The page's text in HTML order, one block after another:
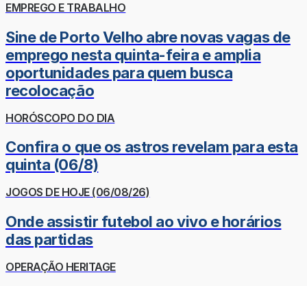
EMPREGO E TRABALHO
Sine de Porto Velho abre novas vagas de
emprego nesta quinta-feira e amplia
oportunidades para quem busca
recolocação
HORÓSCOPO DO DIA
Confira o que os astros revelam para esta
quinta (06/8)
JOGOS DE HOJE (06/08/26)
Onde assistir futebol ao vivo e horários
das partidas
OPERAÇÃO HERITAGE